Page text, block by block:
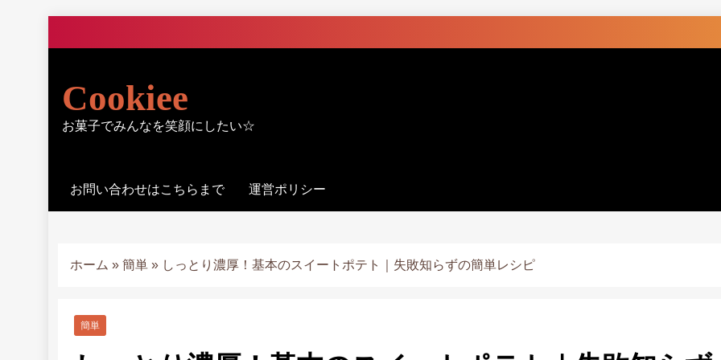
Cookiee
お菓子でみんなを笑顔にしたい☆
お問い合わせはこちらまで 運営ポリシー
ホーム » 簡単 » しっとり濃厚！基本のスイートポテト｜失敗知らずの簡単レシピ
簡単